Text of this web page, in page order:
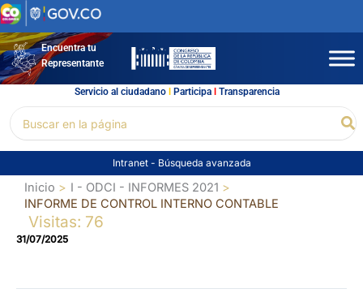
Ir
al
contenidoEncuentra tu
Representante
Servicio al ciudadano l Participal Transparencia
por:
Intranet - Búsqueda avanzada
Inicio
I - ODCI - INFORMES 2021
INFORME DE CONTROL INTERNO CONTABLE
Visitas: 76
31/07/2025